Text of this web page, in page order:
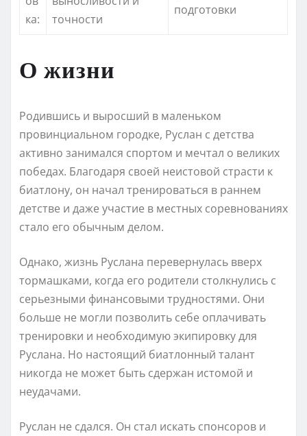
ка:
точности
подготовки
О жизни
Родившись и выросший в маленьком
провинциальном городке, Руслан с детства
активно занимался спортом и мечтал о великих
победах. Благодаря своей неистовой страсти к
биатлону, он начал тренироваться в раннем
детстве и даже участие в местных соревнованиях
стало его обычным делом.
Однако, жизнь Руслана перевернулась вверх
тормашками, когда его родители столкнулись с
серьезными финансовыми трудностями. Они
больше не могли позволить себе оплачивать
тренировки и необходимую экипировку для
Руслана. Но настоящий биатлонный талант
никогда не может быть сдержан истомой и
неудачами.
Руслан не сдался. Он стал искать спонсоров и